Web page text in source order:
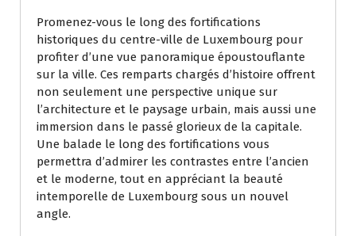
Promenez-vous le long des fortifications
historiques du centre-ville de Luxembourg pour
profiter d’une vue panoramique époustouflante
sur la ville. Ces remparts chargés d’histoire offrent
non seulement une perspective unique sur
l’architecture et le paysage urbain, mais aussi une
immersion dans le passé glorieux de la capitale.
Une balade le long des fortifications vous
permettra d’admirer les contrastes entre l’ancien
et le moderne, tout en appréciant la beauté
intemporelle de Luxembourg sous un nouvel
angle.